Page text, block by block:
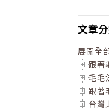
文章
展開全
跟著
毛毛
跟著
台灣